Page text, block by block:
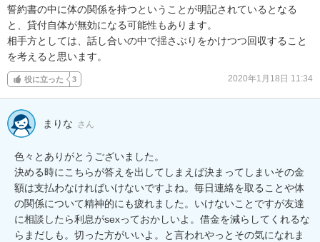
誓約書の中に体の関係を持つということが明記されているとなる
と、貸付自体が無効になる可能性もあります。
相手方としては、話し合いの中で揺さぶりをかけつつ回収すること
を考えると思います。
役に立った 3 2020年1月18日 11:34
まりな さん
色々とありがとうございました。
決める時にこちらが答えを出してしまえば決まってしまいその金
額は支払わなければいけないですよね。毎日連絡を取ることや体
の関係について精神的にも疲れました。いけないことですが友達
に相談したら利息がsexっておかしいよ。借金を減らしてくれるな
らまだしも。切った方がいいよ。と言われやっとその気になれま